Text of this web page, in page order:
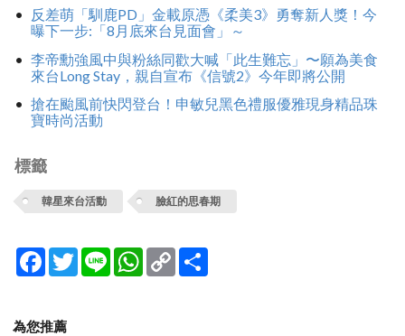
反差萌「馴鹿PD」金載原憑《柔美3》勇奪新人獎！今
曝下一步:「8月底來台見面會」～
李帝勳強風中與粉絲同歡大喊「此生難忘」〜願為美食
來台Long Stay，親自宣布《信號2》今年即將公開
搶在颱風前快閃登台！申敏兒黑色禮服優雅現身精品珠
寶時尚活動
標籤
韓星來台活動 臉紅的思春期
Facebook
TwitterLine WhatsApp
Copy
Link
為您推薦